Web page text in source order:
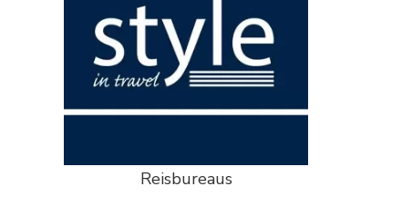
Reisbureaus